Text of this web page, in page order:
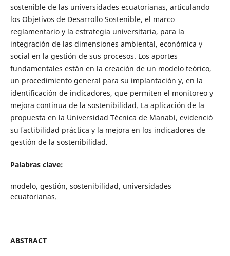
sostenible de las universidades ecuatorianas, articulando
los Objetivos de Desarrollo Sostenible, el marco
reglamentario y la estrategia universitaria, para la
integración de las dimensiones ambiental, económica y
social en la gestión de sus procesos. Los aportes
fundamentales están en la creación de un modelo teórico,
un procedimiento general para su implantación y, en la
identificación de indicadores, que permiten el monitoreo y
mejora continua de la sostenibilidad. La aplicación de la
propuesta en la Universidad Técnica de Manabí, evidenció
su factibilidad práctica y la mejora en los indicadores de
gestión de la sostenibilidad.
Palabras clave:
modelo, gestión, sostenibilidad, universidades
ecuatorianas.
ABSTRACT